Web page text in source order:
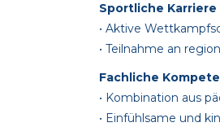
Sportliche Karriere
• Aktive
• Teilnahme an
Fachliche
• Kombination aus
• Einfühlsame und